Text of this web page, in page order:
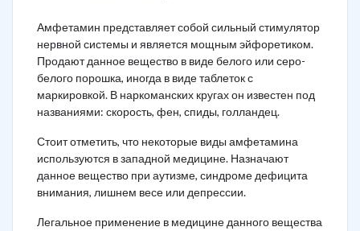
Амфетамин представляет собой сильный стимулятор
нервной системы и является мощным эйфоретиком.
Продают данное вещество в виде белого или серо-
белого порошка, иногда в виде таблеток с
маркировкой. В наркоманских кругах он известен под
названиями: скорость, фен, спиды, голландец.
Стоит отметить, что некоторые виды амфетамина
используются в западной медицине. Назначают
данное вещество при аутизме, синдроме дефицита
внимания, лишнем весе или депрессии.
Легальное применение в медицине данного вещества